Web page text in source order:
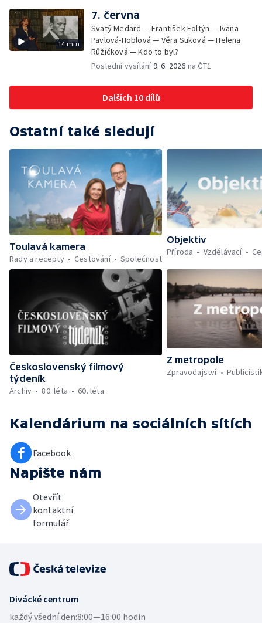
14 min
7. června
Svatý Medard — František Foltýn — Ivana
Pavlová-Hoblová — Věra Suková — Helena
Růžičková — Kdo to byl?
Poslední vysílání9. 6. 2026 na ČT1
Dalších 10 dílů
Ostatní také sledují
Toulavá kamera
Rady a recepty
Cestování Společnost
Objektiv
Příroda
Vzdělávací
Československý filmový
týdeník
Archiv
80. léta 60. léta
Z metropole
Zpravodajství
Kalendárium na sociálních sítích
Facebook
Napište nám
Otevřít
kontaktní
formulář
Divácké centrum
každý všední den:8:00—16:00 hodin